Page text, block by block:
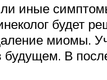
иные
будет
миомы.
будущем. В